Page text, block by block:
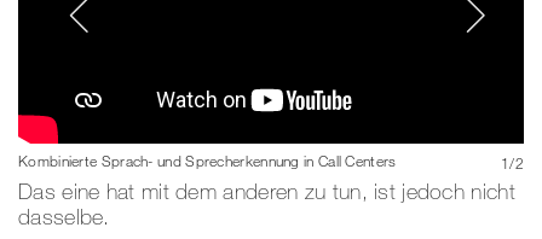
Kombinierte Sprach- und Sprecherkennung in Call Centers
Bild: Jupiterimages | Getty Images
1/2
Das eine hat mit dem anderen zu tun, ist jedoch nicht
dasselbe.